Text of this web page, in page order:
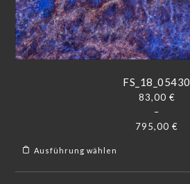
FS_18_05430
83,00 €
–
795,00 €
Ausführung wählen